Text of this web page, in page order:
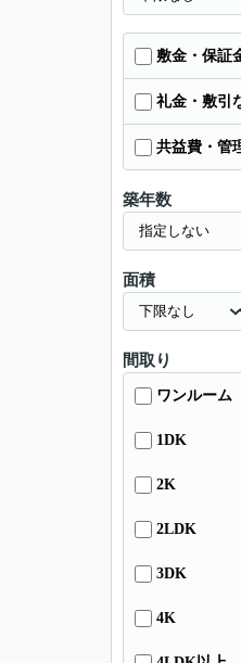
敷金・保証
礼金・敷引
共益費・管
築年数
面積
間取り
ワンルーム
1DK
2K
2LDK
3DK
4K